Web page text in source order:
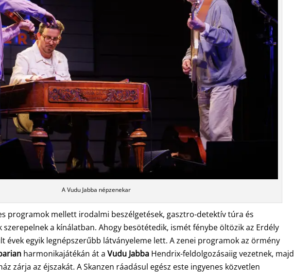
A Vudu Jabba népzenekar
programok mellett irodalmi beszélgetések, gasztro-detektív túra és
a kínálatban. Ahogy besötétedik, ismét fénybe öltözik az Erdély
évek egyik legnépszerűbb látványeleme lett. A zenei programok az örmény
harmonikajátékán át aVudu Jabba Hendrix-feldolgozásaiig vezetnek, majd
zárja az éjszakát. A Skanzen ráadásul egész este ingyenes közvetlen